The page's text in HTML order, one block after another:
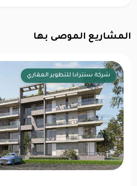
المشاريع الموصى بها
شركة سنترادا للتطوير العقاري